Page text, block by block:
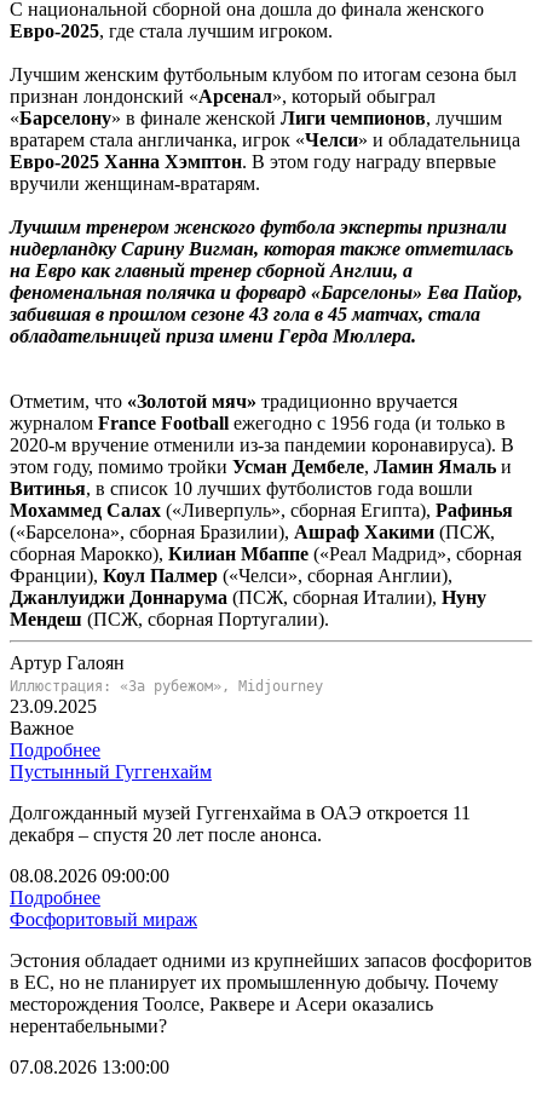
С национальной сборной она дошла до финала женского
Евро-2025, где стала лучшим игроком.
Лучшим женским футбольным клубом по итогам сезона был
признан лондонский «Арсенал», который обыграл
«Барселону» в финале женской Лиги чемпионов, лучшим
вратарем стала англичанка, игрок «Челси» и обладательница
Евро-2025 Ханна Хэмптон. В этом году награду впервые
вручили женщинам-вратарям.
Лучшим тренером женского футбола эксперты признали
нидерландку Сарину Вигман, которая также отметилась
на Евро как главный тренер сборной Англии, а
феноменальная полячка и форвард «Барселоны» Ева Пайор,
забившая в прошлом сезоне 43 гола в 45 матчах, стала
обладательницей приза имени Герда Мюллера.
Отметим, что «Золотой мяч» традиционно вручается
журналом France Football ежегодно с 1956 года (и только в
2020-м вручение отменили из-за пандемии коронавируса). В
этом году, помимо тройки Усман Дембеле, Ламин Ямаль и
Витинья, в список 10 лучших футболистов года вошли
Мохаммед Салах («Ливерпуль», сборная Египта), Рафинья
(«Барселона», сборная Бразилии), Ашраф Хакими (ПСЖ,
сборная Марокко), Килиан Мбаппе («Реал Мадрид», сборная
Франции), Коул Палмер («Челси», сборная Англии),
Джанлуиджи Доннарума (ПСЖ, сборная Италии), Нуну
Мендеш (ПСЖ, сборная Португалии).
Артур Галоян
Иллюстрация: «За рубежом», Midjourney
23.09.2025
Важное
Подробнее
Пустынный Гуггенхайм
Долгожданный музей Гуггенхайма в ОАЭ откроется 11
декабря – спустя 20 лет после анонса.
08.08.2026 09:00:00
Подробнее
Фосфоритовый мираж
Эстония обладает одними из крупнейших запасов фосфоритов
в ЕС, но не планирует их промышленную добычу. Почему
месторождения Тоолсе, Раквере и Асери оказались
нерентабельными?
07.08.2026 13:00:00